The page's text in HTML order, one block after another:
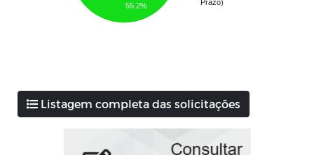
Prazo)
55.2%
Listagem completa das solicitações